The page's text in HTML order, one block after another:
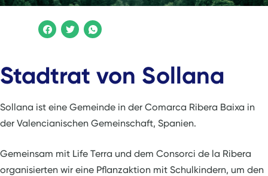
Stadtrat von Sollana
Sollana ist eine Gemeinde in der Comarca Ribera Baixa in
der Valencianischen Gemeinschaft, Spanien.
Gemeinsam mit Life Terra und dem Consorci de la Ribera
organisierten wir eine Pflanzaktion mit Schulkindern, um den